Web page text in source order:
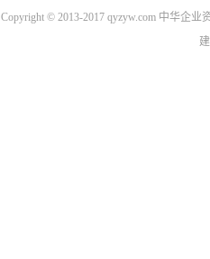
Copyright © 2013-2017 qyzyw.com 中华企业